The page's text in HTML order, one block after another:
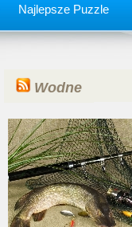
Najlepsze Puzzle
Wodne